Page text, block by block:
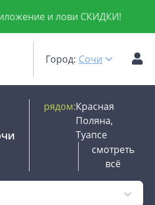
и лови СКИДКИ!
Город: Сочи
рядом:Красная
Поляна,
Туапсе
смотреть
всё